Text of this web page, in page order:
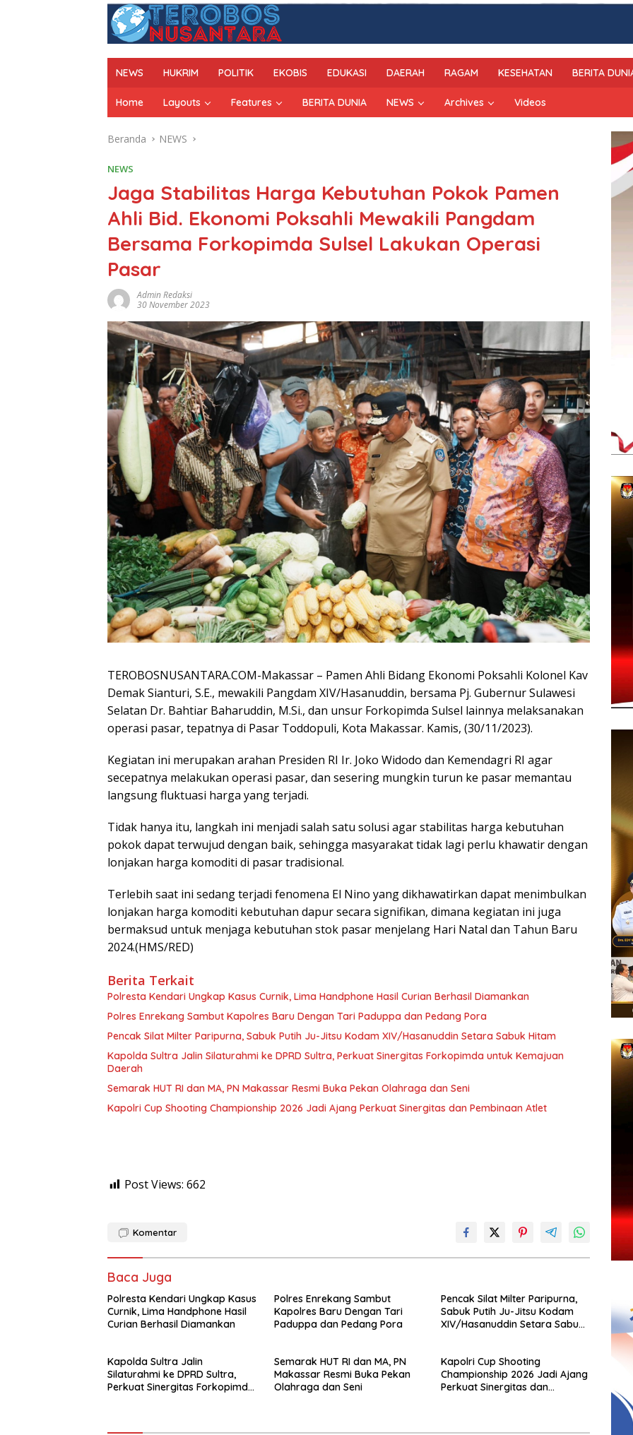
NEWS HUKRIM POLITIK EKOBIS EDUKASI DAERAH RAGAM KESEHATAN BERITA
Home Layouts Features BERITA DUNIA NEWS Archives Videos
Beranda NEWS
NEWS
Jaga Stabilitas Harga Kebutuhan Pokok Pamen
Ahli Bid. Ekonomi Poksahli Mewakili Pangdam
Bersama Forkopimda Sulsel Lakukan Operasi
Pasar
Admin Redaksi
30 November 2023
TEROBOSNUSANTARA.COM-Makassar – Pamen Ahli Bidang Ekonomi Poksahli Kolonel Kav
Demak Sianturi, S.E., mewakili Pangdam XIV/Hasanuddin, bersama Pj. Gubernur Sulawesi
Selatan Dr. Bahtiar Baharuddin, M.Si., dan unsur Forkopimda Sulsel lainnya melaksanakan
operasi pasar, tepatnya di Pasar Toddopuli, Kota Makassar. Kamis, (30/11/2023).
Kegiatan ini merupakan arahan Presiden RI Ir. Joko Widodo dan Kemendagri RI agar
secepatnya melakukan operasi pasar, dan sesering mungkin turun ke pasar memantau
langsung fluktuasi harga yang terjadi.
Tidak hanya itu, langkah ini menjadi salah satu solusi agar stabilitas harga kebutuhan
pokok dapat terwujud dengan baik, sehingga masyarakat tidak lagi perlu khawatir dengan
lonjakan harga komoditi di pasar tradisional.
Terlebih saat ini sedang terjadi fenomena El Nino yang dikhawatirkan dapat menimbulkan
lonjakan harga komoditi kebutuhan dapur secara signifikan, dimana kegiatan ini juga
bermaksud untuk menjaga kebutuhan stok pasar menjelang Hari Natal dan Tahun Baru
2024.(HMS/RED)
Berita Terkait
Polresta Kendari Ungkap Kasus Curnik, Lima Handphone Hasil Curian Berhasil Diamankan
Polres Enrekang Sambut Kapolres Baru Dengan Tari Paduppa dan Pedang Pora
Pencak Silat Milter Paripurna, Sabuk Putih Ju-Jitsu Kodam XIV/Hasanuddin Setara Sabuk Hitam
Kapolda Sultra Jalin Silaturahmi ke DPRD Sultra, Perkuat Sinergitas Forkopimda untuk Kemajuan
Daerah
Semarak HUT RI dan MA, PN Makassar Resmi Buka Pekan Olahraga dan Seni
Kapolri Cup Shooting Championship 2026 Jadi Ajang Perkuat Sinergitas dan Pembinaan Atlet
Post Views: 662
Komentar
Baca Juga
Polresta Kendari Ungkap Kasus
Curnik, Lima Handphone Hasil
Curian Berhasil Diamankan
Polres Enrekang Sambut
Kapolres Baru Dengan Tari
Paduppa dan Pedang Pora
Pencak Silat Milter Paripurna,
Sabuk Putih Ju-Jitsu Kodam
XIV/Hasanuddin Setara Sabuk
Kapolda Sultra Jalin
Silaturahmi ke DPRD Sultra,
Perkuat Sinergitas Forkopimda
Semarak HUT RI dan MA, PN
Makassar Resmi Buka Pekan
Olahraga dan Seni
Kapolri Cup Shooting
Championship 2026 Jadi Ajang
Perkuat Sinergitas dan